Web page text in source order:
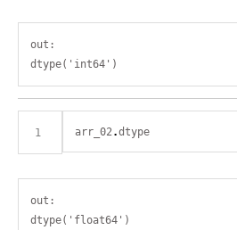
out:
arr_02 . dtype
out: